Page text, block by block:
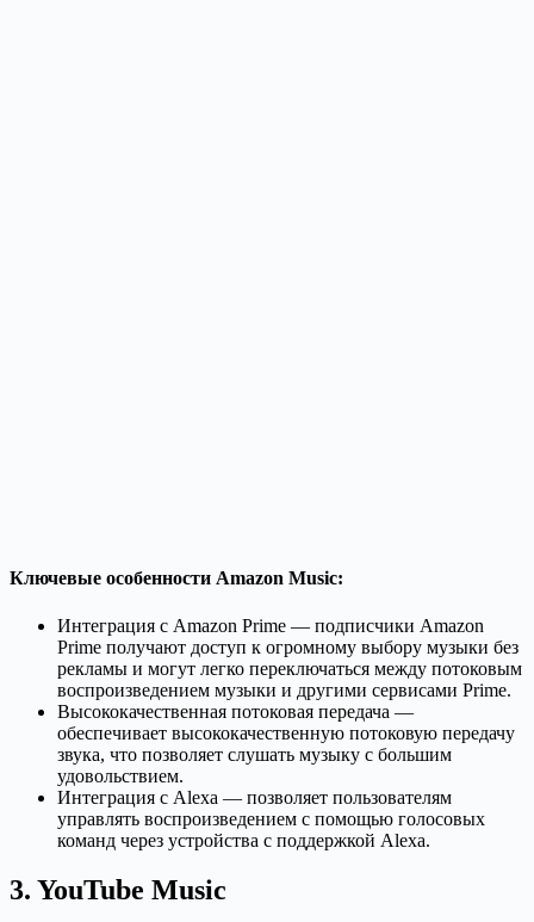
Ключевые особенности Amazon Music:
Интеграция с Amazon Prime — подписчики Amazon
Prime получают доступ к огромному выбору музыки без
рекламы и могут легко переключаться между потоковым
воспроизведением музыки и другими сервисами Prime.
Высококачественная потоковая передача —
обеспечивает высококачественную потоковую передачу
звука, что позволяет слушать музыку с большим
удовольствием.
Интеграция с Alexa — позволяет пользователям
управлять воспроизведением с помощью голосовых
команд через устройства с поддержкой Alexa.
3. YouTube Music